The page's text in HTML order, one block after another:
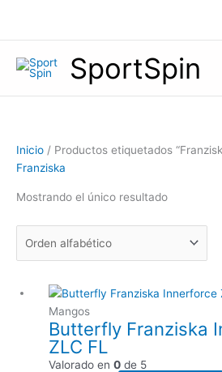
contenido
SportSpin
Inicio / Productos etiquetados
Franziska
Mostrando el único resultado
Mangos
Butterfly Franziska
ZLC FL
Valorado en 0 de 5